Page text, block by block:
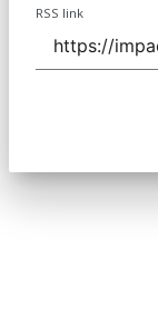
RSS link